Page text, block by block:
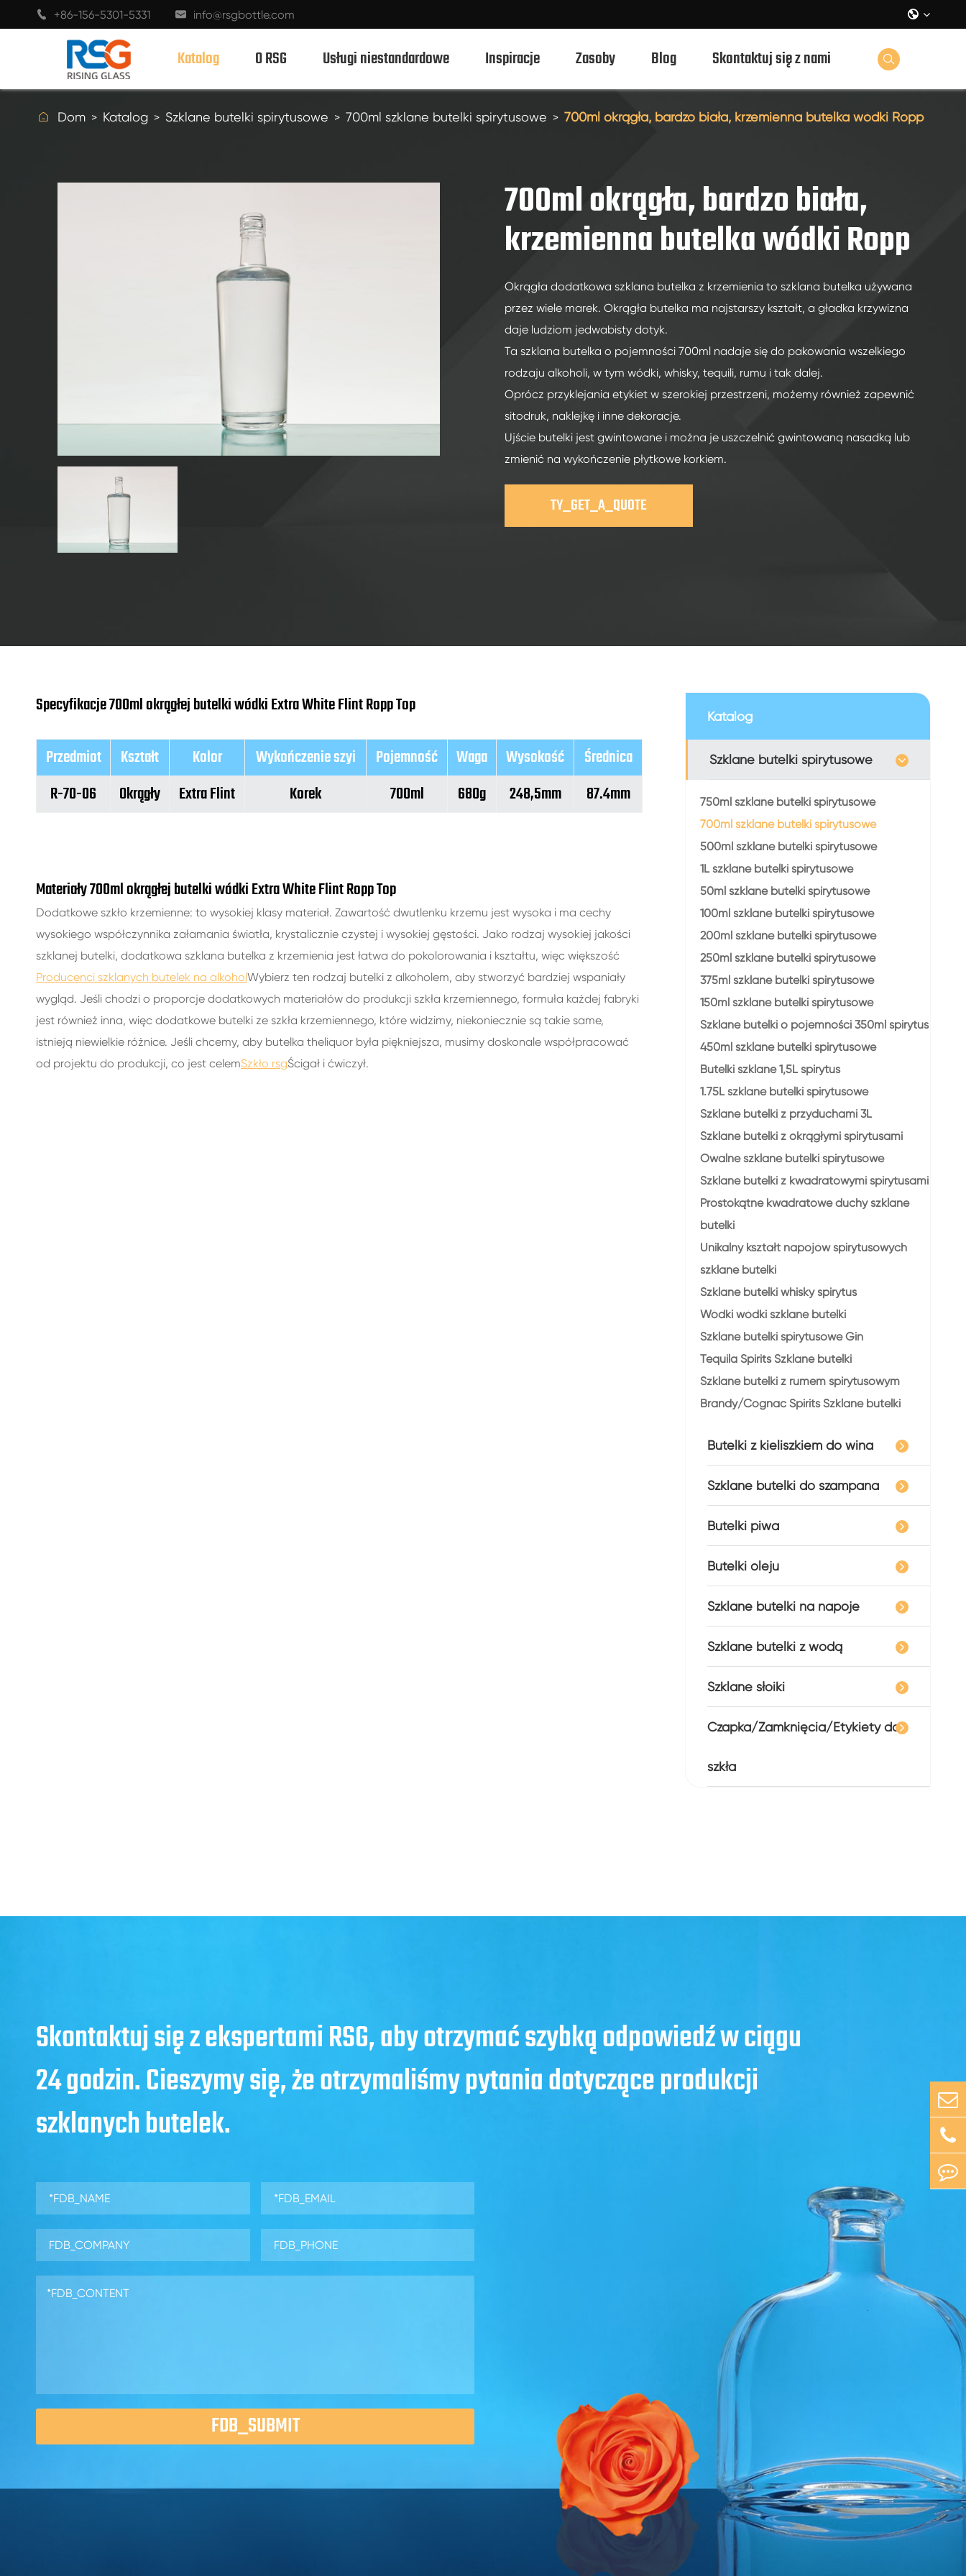
 +86-156-5301-5331  info@rsgbottle.com 
Katalog
BUTELKI Z KIELISZKIEM DO WINA
CZAPKA/ZAMKNIĘCIA/ETYKIETY DO SZKŁA
700ml szklane butelki spirytusowe
O RSG Usługi niestandardowe Inspiracje Zasoby Blog Skontaktuj się z nami 
 Dom Katalog Szklane butelki spirytusowe 700ml szklane butelki spirytusowe 700ml okrągła, bardzo biała, krzemienna butelka wódki Ropp
700ml okrągła, bardzo biała,
krzemienna butelka wódki Ropp
Okrągła dodatkowa szklana butelka z krzemienia to szklana butelka używana
przez wiele marek. Okrągła butelka ma najstarszy kształt, a gładka krzywizna
daje ludziom jedwabisty dotyk.
Ta szklana butelka o pojemności 700ml nadaje się do pakowania wszelkiego
rodzaju alkoholi, w tym wódki, whisky, tequili, rumu i tak dalej.
Oprócz przyklejania etykiet w szerokiej przestrzeni, możemy również zapewnić
sitodruk, naklejkę i inne dekoracje.
Ujście butelki jest gwintowane i można je uszczelnić gwintowaną nasadką lub
zmienić na wykończenie płytkowe korkiem.
TY_GET_A_QUOTE
Specyfikacje 700ml okrągłej butelki wódki Extra White Flint Ropp Top
Przedmiot Kształt Kolor Wykończenie szyi Pojemność Waga Wysokość
Średnica
R-70-06
Okrągły Extra Flint Korek 700ml 680g 248,5mm 87.4mm
Materiały 700ml okrągłej butelki wódki Extra White Flint Ropp Top
Dodatkowe szkło krzemienne: to wysokiej klasy materiał. Zawartość dwutlenku krzemu jest wysoka i ma cechy
wysokiego współczynnika załamania światła, krystalicznie czystej i wysokiej gęstości. Jako rodzaj wysokiej jakości
szklanej butelki, dodatkowa szklana butelka z krzemienia jest łatwa do pokolorowania i kształtu, więc większość
Producenci szklanych butelek na alkoholWybierz ten rodzaj butelki z alkoholem, aby stworzyć bardziej wspaniały
wygląd. Jeśli chodzi o proporcje dodatkowych materiałów do produkcji szkła krzemiennego, formuła każdej fabryki
jest również inna, więc dodatkowe butelki ze szkła krzemiennego, które widzimy, niekoniecznie są takie same,
istnieją niewielkie różnice. Jeśli chcemy, aby butelka theliquor była piękniejsza, musimy doskonale współpracować
od projektu do produkcji, co jest celemSzkło rsgŚcigał i ćwiczył.
Katalog
Szklane butelki spirytusowe
750ml szklane butelki spirytusowe
700ml szklane butelki spirytusowe
500ml szklane butelki spirytusowe
1L szklane butelki spirytusowe
50ml szklane butelki spirytusowe
100ml szklane butelki spirytusowe
200ml szklane butelki spirytusowe
250ml szklane butelki spirytusowe
375ml szklane butelki spirytusowe
150ml szklane butelki spirytusowe
Szklane butelki o pojemności 350ml spirytus
450ml szklane butelki spirytusowe
Butelki szklane 1,5L spirytus
1.75L szklane butelki spirytusowe
Szklane butelki z przyduchami 3L
Szklane butelki z okrągłymi spirytusami
Owalne szklane butelki spirytusowe
Szklane butelki z kwadratowymi spirytusami
Prostokątne kwadratowe duchy szklane
butelki
Unikalny kształt napojów spirytusowych
szklane butelki
Szklane butelki whisky spirytus
Wódki wódki szklane butelki
Szklane butelki spirytusowe Gin
Tequila Spirits Szklane butelki
Szklane butelki z rumem spirytusowym
Brandy/Cognac Spirits Szklane butelki
Butelki z kieliszkiem do wina
Szklane butelki do szampana
Butelki piwa
Butelki oleju
Szklane butelki na napoje
Szklane butelki z wodą
Szklane słoiki
Czapka/Zamknięcia/Etykiety do
szkła
Skontaktuj się z ekspertami RSG, aby otrzymać szybką odpowiedź w ciągu
24 godzin. Cieszymy się, że otrzymaliśmy pytania dotyczące produkcji
szklanych butelek.
FDB_SUBMIT